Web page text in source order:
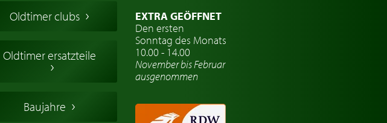
Oldtimer clubs
Oldtimer ersatzteile
Baujahre
EXTRA GEÖFFNET
Den ersten
Sonntag des Monats
10.00 - 14.00
November bis Februar
ausgenommen